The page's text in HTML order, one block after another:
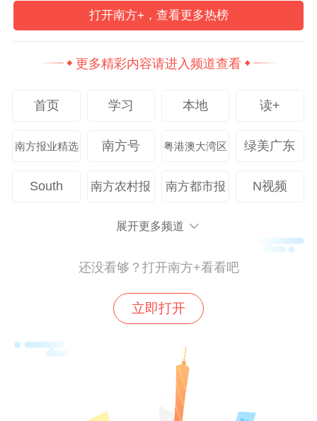
贺敏伟院长、李玉忠院长分别结合计算
机学院、智电学院的学科优势与专业特点，
提出了与企业在课程体系优化、企业导师引
贺敏伟院长表示，希望能联合视源股份共同
实项目融入教学过程，提升学生的实践能力
领域技术更新迅速，期待与企业共建实验
室，开展技术攻关合作，同时为学生提供更
服务等多角度，为双方合作的推进提出了建
源股份的产业资源，共建双创实践平台，助
力学生创新创业项目落地。
打开南方+，查看更多热榜
更多精彩内容请进入频道查看
首页 学习 本地 读+
南方报业精选 南方号 粤港澳大湾区 绿美广东
South 南方农村报 南方都市报 N视频
展开更多频道
还没看够？打开南方+看看吧
立即打开